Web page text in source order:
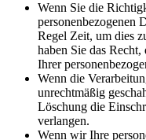
Wenn Sie die
personenbezogenen
Regel Zeit, um dies
haben Sie das
Ihrer
Wenn die
unrechtmäßig
Löschung die
verlangen.
Wenn wir Ihre